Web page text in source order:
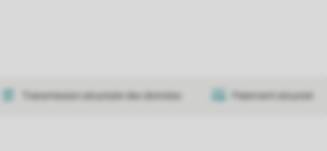
Transmission sécurisée des données Paiement sécurisé